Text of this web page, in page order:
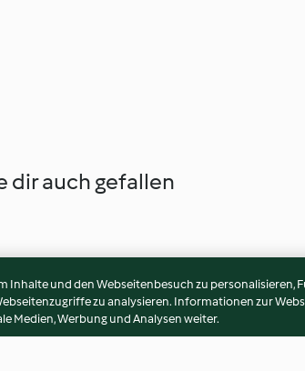
dir auch gefallen
Inhalte und den Webseitenbesuch zu personalisieren,
zu analysieren. Informationen zur
Medien, Werbung und Analysen weiter.